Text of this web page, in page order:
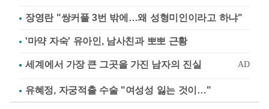
장영란 "쌍커풀 3번 밖에…왜 성형미인이라고 하냐"
'마약 자숙' 유아인, 남사친과 뽀뽀 근황
유혜정, 자궁적출 수술 "여성성 잃는 것이…"